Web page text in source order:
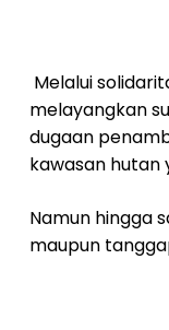
Melalui
melayangkan
dugaan
kawasan hutan
Namun hingga
maupun